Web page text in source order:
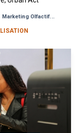
de
Marketing Olfactif-